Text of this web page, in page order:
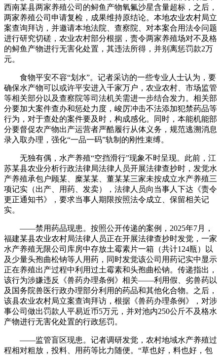
西南某县两家养殖公司的鲟鱼产物氧氟沙星含量超标，之后，
两家养殖公司申请复检，成果维持原结论。本地农业农村局立
案查询拜访，并邀请本地法院、查察院、对本案合用法令问题
进行研究切磋，农业农村部分根据，责令两家养殖场对不及格
的鲟鱼产物进行无害化处置，其违法所得，并别离惩罚款2万
元。
食物平安不容“划水”。记者采访的一些专业人士认为，要
确保水产物可以或许平安进入千家万户，农业农村、市场监管
等相关部分以及查察院等司法机关需进一步结合发力。相关部
分要加大案件查办和惩处力度，峻厉冲击不法添加犯禁药品等
行为，对于查处的案件要及时，构成感化。同时，本能机能部
分要督促农产物出产运营者严酷履行从体义务，规范逃溯消息
录入取办理，强化“一品一码”轨制的刚性束缚。
无独有偶，水产养殖“空挡滑行”现象不时呈现。此前，江
苏某县农业分析行政法律局法律人员开展法律查抄时，发觉水
产养殖承包户顾某、糜某某、董某某三家未按成立水产养殖三
项记实（出产、用药、发卖），法律人员向当事人下达《责令
更正通知书》，要求当事人期限按照法令成立、保留相关记
实。
——禁用药品现患。按照公开传递的案例，2025年7月，
福建某县农业农村局法律人员正在开展法律查抄时发觉，一家
水产养殖无限公司库房中存放土霉素片一箱（共计124瓶）以
及少量头孢曲松钠等人用药，同时发觉该公司用药记实中显示
正在养殖出产过程中利用过土霉素和头孢曲松钠。传递指出，
该行为涉嫌违反《兽药办理条例》相关——利用假、劣兽药以
及国务院兽医行政办理部分利用的药品和其他化合物。之后，
该县农业农村局立案查询拜访，根据《兽药办理条例》，对涉
事公司做出罚款人平易近币5万元，并对池内250公斤不及格水
产物进行无害化处置的行政惩罚。
——监管盲区现患。记者调研发觉，农村地域水产养殖过
程相对粗放，投料、用药等比力随便。“草也好，料也好，包